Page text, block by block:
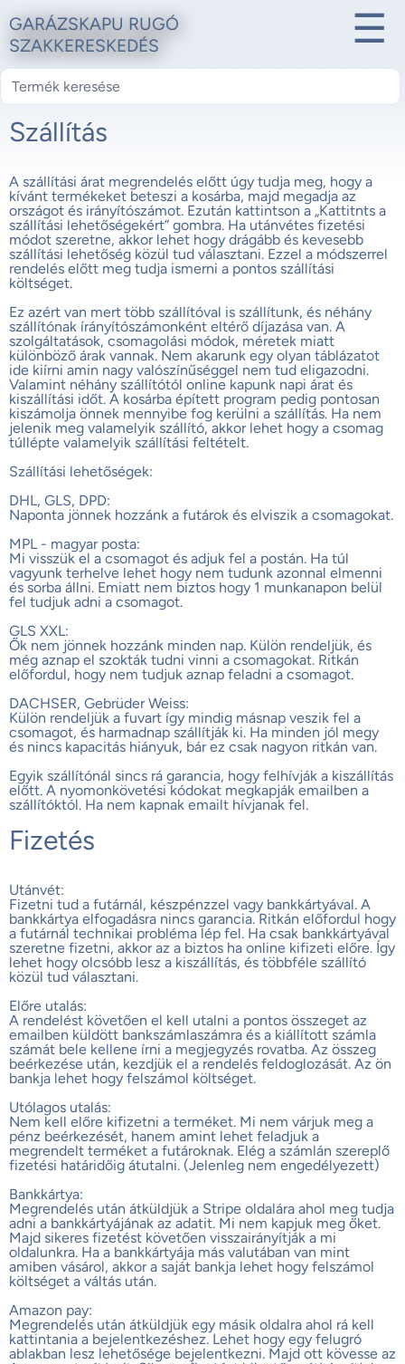
GARÁZSKAPU RUGÓ
SZAKKERESKEDÉS
☰
Szállítás
A szállítási árat megrendelés előtt úgy tudja meg, hogy a
kívánt termékeket beteszi a kosárba, majd megadja az
országot és irányítószámot. Ezután kattintson a „Kattitnts a
szállítási lehetőségekért” gombra. Ha utánvétes fizetési
módot szeretne, akkor lehet hogy drágább és kevesebb
szállítási lehetőség közül tud választani. Ezzel a módszerrel
rendelés előtt meg tudja ismerni a pontos szállítási
költséget.
Ez azért van mert több szállítóval is szállítunk, és néhány
szállítónak írányítószámonként eltérő díjazása van. A
szolgáltatások, csomagolási módok, méretek miatt
különböző árak vannak. Nem akarunk egy olyan táblázatot
ide kiírni amin nagy valószínűséggel nem tud eligazodni.
Valamint néhány szállítótól online kapunk napi árat és
kiszállítási időt. A kosárba épített program pedig pontosan
kiszámolja önnek mennyibe fog kerülni a szállítás. Ha nem
jelenik meg valamelyik szállító, akkor lehet hogy a csomag
túllépte valamelyik szállítási feltételt.
Szállítási lehetőségek:
DHL, GLS, DPD:
Naponta jönnek hozzánk a futárok és elviszik a csomagokat.
MPL - magyar posta:
Mi visszük el a csomagot és adjuk fel a postán. Ha túl
vagyunk terhelve lehet hogy nem tudunk azonnal elmenni
és sorba állni. Emiatt nem biztos hogy 1 munkanapon belül
fel tudjuk adni a csomagot.
GLS XXL:
Ők nem jönnek hozzánk minden nap. Külön rendeljük, és
még aznap el szokták tudni vinni a csomagokat. Ritkán
előfordul, hogy nem tudjuk aznap feladni a csomagot.
DACHSER, Gebrüder Weiss:
Külön rendeljük a fuvart így mindig másnap veszik fel a
csomagot, és harmadnap szállítják ki. Ha minden jól megy
és nincs kapacitás hiányuk, bár ez csak nagyon ritkán van.
Egyik szállítónál sincs rá garancia, hogy felhívják a kiszállítás
előtt. A nyomonkövetési kódokat megkapják emailben a
szállítóktól. Ha nem kapnak emailt hívjanak fel.
Fizetés
Utánvét:
Fizetni tud a futárnál, készpénzzel vagy bankkártyával. A
bankkártya elfogadásra nincs garancia. Ritkán előfordul hogy
a futárnál technikai probléma lép fel. Ha csak bankkártyával
szeretne fizetni, akkor az a biztos ha online kifizeti előre. Így
lehet hogy olcsóbb lesz a kiszállítás, és többféle szállító
közül tud választani.
Előre utalás:
A rendelést követően el kell utalni a pontos összeget az
emailben küldött bankszámlaszámra és a kiállított számla
számát bele kellene írni a megjegyzés rovatba. Az összeg
beérkezése után, kezdjük el a rendelés feldoglozását. Az ön
bankja lehet hogy felszámol költséget.
Utólagos utalás:
Nem kell előre kifizetni a terméket. Mi nem várjuk meg a
pénz beérkezését, hanem amint lehet feladjuk a
megrendelt terméket a futároknak. Elég a számlán szereplő
fizetési határidőig átutalni. (Jelenleg nem engedélyezett)
Bankkártya:
Megrendelés után átküldjük a Stripe oldalára ahol meg tudja
adni a bankkártyájának az adatit. Mi nem kapjuk meg őket.
Majd sikeres fizetést követően visszairányítják a mi
oldalunkra. Ha a bankkártyája más valutában van mint
amiben vásárol, akkor a saját bankja lehet hogy felszámol
költséget a váltás után.
Amazon pay:
Megrendelés után átküldjük egy másik oldalra ahol rá kell
kattintania a bejelentkezéshez. Lehet hogy egy felugró
ablakban lesz lehetősége bejelentkezni. Majd ott kövesse az